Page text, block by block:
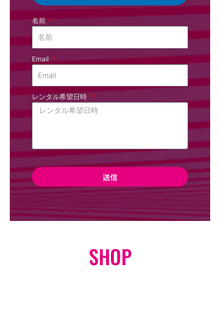
名前
Email
レンタル希望日時
送信
SHOP